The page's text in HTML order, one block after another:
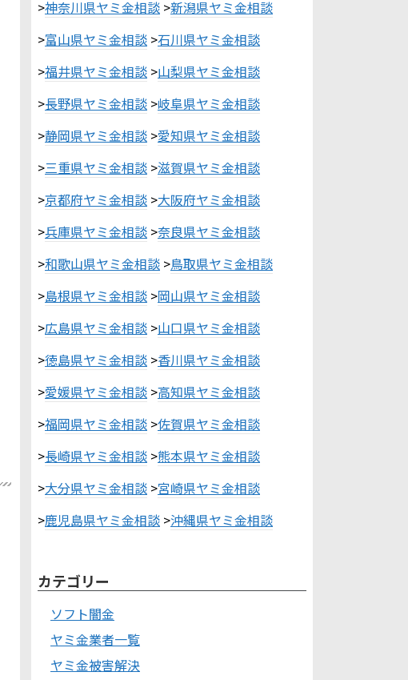
>神奈川県ヤミ金相談 >新潟県ヤミ金相談
>富山県ヤミ金相談 >石川県ヤミ金相談
>福井県ヤミ金相談 >山梨県ヤミ金相談
>長野県ヤミ金相談 >岐阜県ヤミ金相談
>静岡県ヤミ金相談 >愛知県ヤミ金相談
>三重県ヤミ金相談 >滋賀県ヤミ金相談
>京都府ヤミ金相談 >大阪府ヤミ金相談
>兵庫県ヤミ金相談 >奈良県ヤミ金相談
>和歌山県ヤミ金相談 >鳥取県ヤミ金相談
>島根県ヤミ金相談 >岡山県ヤミ金相談
>広島県ヤミ金相談 >山口県ヤミ金相談
>徳島県ヤミ金相談 >香川県ヤミ金相談
>愛媛県ヤミ金相談 >高知県ヤミ金相談
>福岡県ヤミ金相談 >佐賀県ヤミ金相談
>長崎県ヤミ金相談 >熊本県ヤミ金相談
>大分県ヤミ金相談 >宮崎県ヤミ金相談
>鹿児島県ヤミ金相談 >沖縄県ヤミ金相談
カテゴリー
ソフト闇金
ヤミ金業者一覧
ヤミ金被害解決